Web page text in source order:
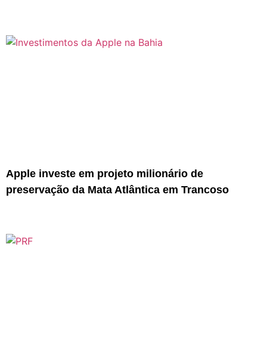
Apple investe em projeto milionário de
preservação da Mata Atlântica em Trancoso